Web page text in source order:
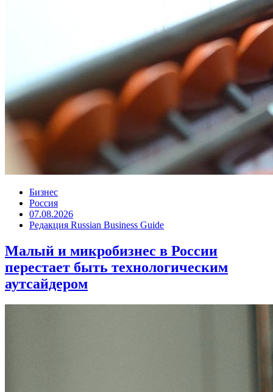
Бизнес
Россия
07.08.2026
Редакция Russian Business Guide
Малый и микробизнес в России
перестает быть технологическим
аутсайдером